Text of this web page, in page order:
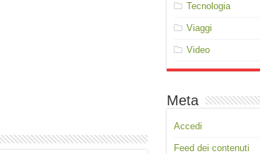
Tecnologia
Viaggi
Video
Meta
Accedi
Feed dei contenuti